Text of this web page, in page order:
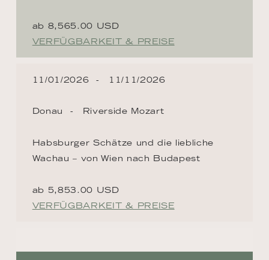
ab 8,565.00 USD
VERFÜGBARKEIT & PREISE
11/01/2026 11/11/2026
Donau Riverside Mozart
Habsburger Schätze und die liebliche
Wachau – von Wien nach Budapest
ab 5,853.00 USD
VERFÜGBARKEIT & PREISE